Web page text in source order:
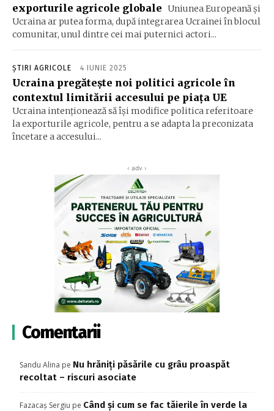
exporturile agricole globale Uniunea Europeană și
Ucraina ar putea forma, după integrarea Ucrainei în blocul
comunitar, unul dintre cei mai puternici actori...
ȘTIRI AGRICOLE 4 IUNIE 2025
Ucraina pregătește noi politici agricole în
contextul limitării accesului pe piața UE
Ucraina intenţionează să îşi modifice politica referitoare
la exporturile agricole, pentru a se adapta la preconizata
încetare a accesului...
‹ adv ›
Comentarii
Sandu Alina pe Nu hrăniți păsările cu grâu proaspăt
recoltat – riscuri asociate
Fazacaș Sergiu pe Când și cum se fac tăierile în verde la